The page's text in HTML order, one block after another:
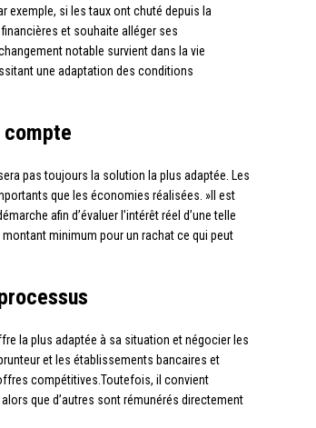
exemple, si les taux ont chuté depuis la
et souhaite alléger ses
notable survient dans la vie
une adaptation des conditions
pas toujours la solution la plus adaptée. Les
que les économies réalisées. »Il est
afin d’évaluer l’intérêt réel d’une telle
minimum pour un rachat ce qui peut
la plus adaptée à sa situation et négocier les
et les établissements bancaires et
compétitives.Toutefois, il convient
que d’autres sont rémunérés directement